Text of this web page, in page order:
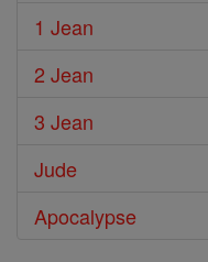
1 Jean
2 Jean
3 Jean
Jude
Apocalypse